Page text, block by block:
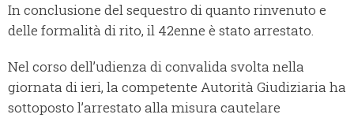
In conclusione del sequestro di quanto rinvenuto e
delle formalità di rito, il 42enne è stato arrestato.
Nel corso dell’udienza di convalida svolta nella
giornata di ieri, la competente Autorità Giudiziaria ha
sottoposto l’arrestato alla misura cautelare